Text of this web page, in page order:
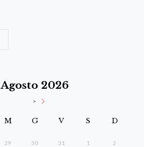
Agosto 2026
>
M G V S D
29 30 31 1 2